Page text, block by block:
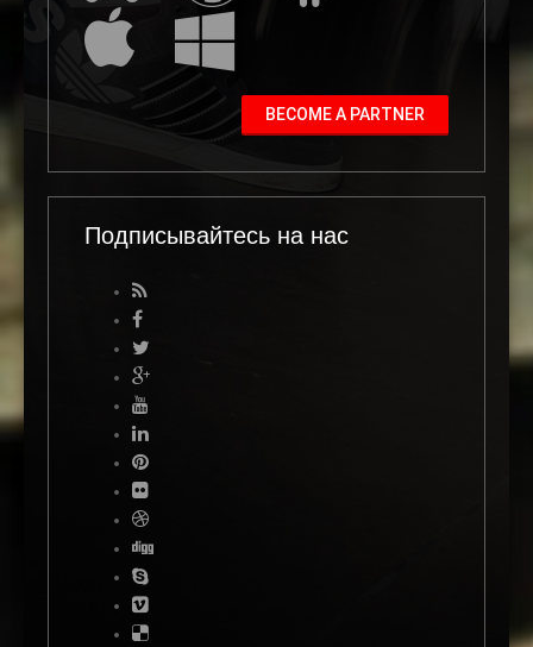
BECOME A PARTNER
Подписывайтесь на нас